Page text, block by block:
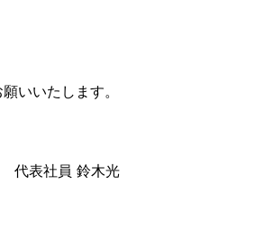
いいたします。
代表社員 鈴木光